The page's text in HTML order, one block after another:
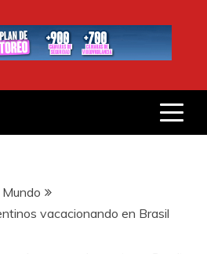
PRESS
Mundo
vacacionando en Brasil